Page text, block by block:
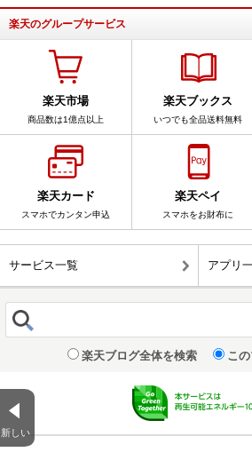
新しい
楽天のグループサービス
楽天市場
商品数は1億点以上
楽天ブックス
いつでも全品送料無料
楽天カード
スマホでカンタン申込
楽天ペイ
スマホをお財布に
サービス一覧 アプリ
楽天ブログ全体を検索 こ